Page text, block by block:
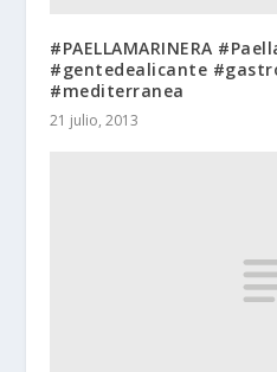
#PAELLAMARINERA
#gentedealicante
#mediterranea
21 julio, 2013